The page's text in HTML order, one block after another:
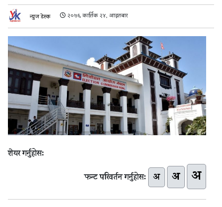
न्युज डेस्क २०७६ कार्तिक २४, आइतबार
शेयर गर्नुहोस:
फन्ट परिवर्तन गर्नुहोस: अ अ अ